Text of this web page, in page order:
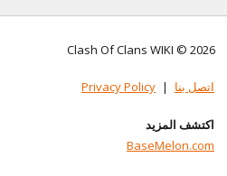
Clash Of Clans WIKI © 2026
اتصل بنا |
Privacy Policy
اكتشف المزيد
BaseMelon.com